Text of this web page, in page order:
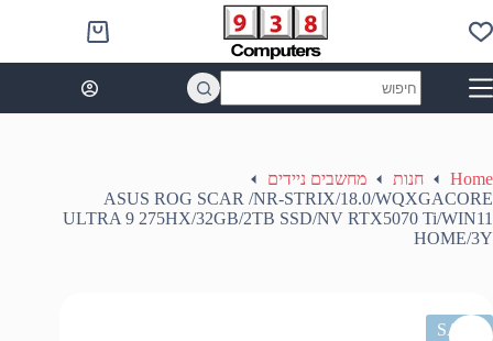
to
content
Shopping
cart
results
Home חנות
מחשבים ניידים
ASUS ROG SCAR /NR-STRIX/18.0/WQXGACORE
ULTRA 9 275HX/32GB/2TB SSD/NV RTX5070 Ti/WIN11
HOME/3Y
SALE